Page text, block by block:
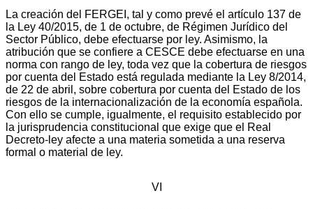
La creación del FERGEI, tal y como prevé el artículo 137 de
la Ley 40/2015, de 1 de octubre, de Régimen Jurídico del
Sector Público, debe efectuarse por ley. Asimismo, la
atribución que se confiere a CESCE debe efectuarse en una
norma con rango de ley, toda vez que la cobertura de riesgos
por cuenta del Estado está regulada mediante la Ley 8/2014,
de 22 de abril, sobre cobertura por cuenta del Estado de los
riesgos de la internacionalización de la economía española.
Con ello se cumple, igualmente, el requisito establecido por
la jurisprudencia constitucional que exige que el Real
Decreto-ley afecte a una materia sometida a una reserva
formal o material de ley.
VI